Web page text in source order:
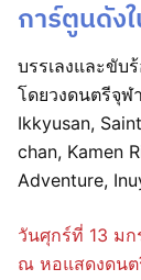
การ์ตูนดัง
บรรเลงและขับ
โดยวงดนตรีจุฬ
Ikkyusan,
chan, Kamen
Adventure,
วันศุกร์ที่ 13 มก
ณ หอแสดงดน